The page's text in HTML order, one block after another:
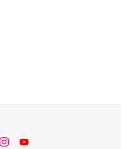
instagram
YouTube